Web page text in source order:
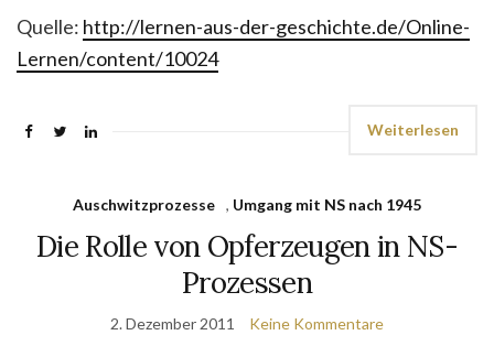
Quelle: http://lernen-aus-der-geschichte.de/Online-
Lernen/content/10024
Weiterlesen
Auschwitzprozesse , Umgang mit NS nach 1945
Die Rolle von Opferzeugen in NS-
Prozessen
2. Dezember 2011 Keine Kommentare